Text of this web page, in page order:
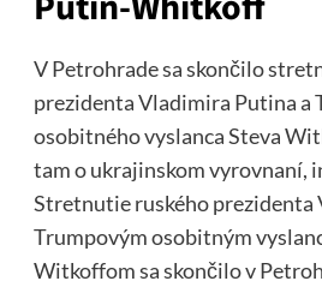
V Petrohrade sa skončilo
prezidenta Vladimira Putina a
osobitného vyslanca Steva
tam o ukrajinskom vyrovnaní,
Stretnutie ruského prezidenta
Trumpovým osobitným
Witkoffom sa skončilo v